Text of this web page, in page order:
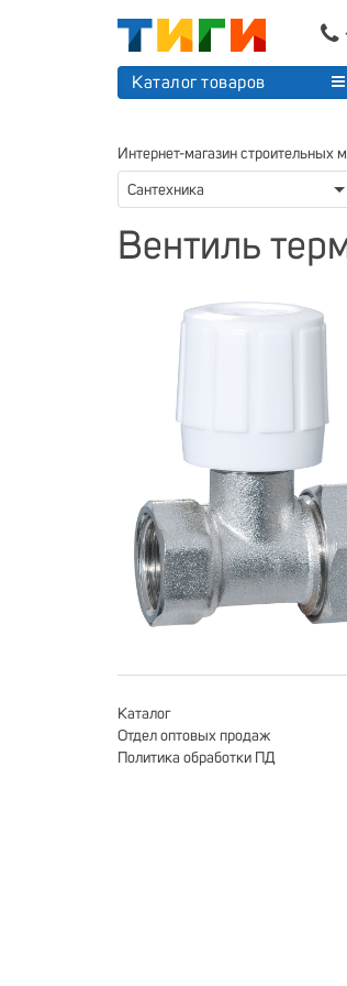
Каталог товаров
Интернет-магазин строительных
Сантехника
Вентиль
Каталог
Отдел оптовых продаж
Политика обработки ПД